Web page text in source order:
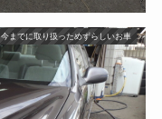
今までに取り扱っためずらしいお車